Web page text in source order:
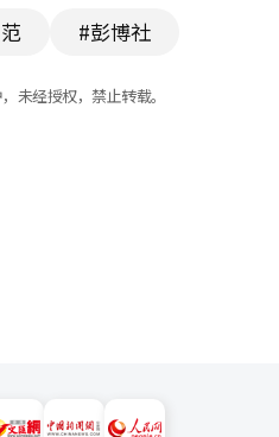
#彭博社
未经授权，禁止转载。